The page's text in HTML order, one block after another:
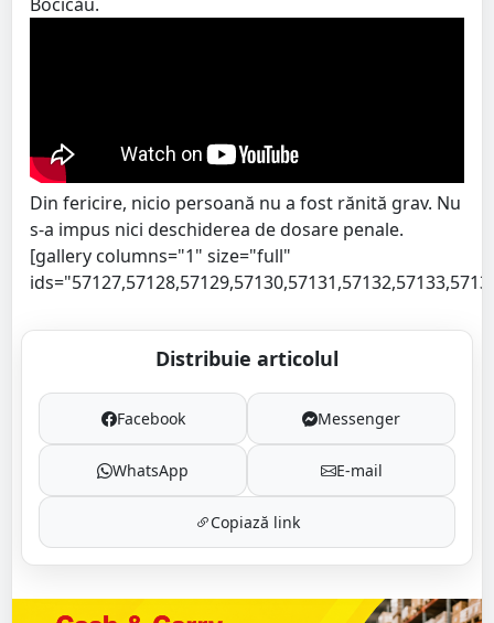
Din fericire, nicio persoană nu a fost rănită grav. Nu
s-a impus nici deschiderea de dosare penale.
[gallery columns="1" size="full"
Distribuie articolul
Facebook Messenger
WhatsApp E-mail
Copiază link